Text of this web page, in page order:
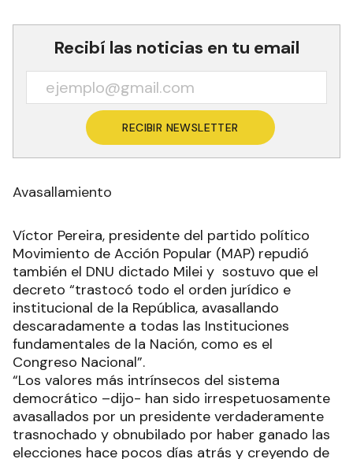
Recibí las noticias en tu email
RECIBIR NEWSLETTER
Avasallamiento
Víctor Pereira, presidente del partido político
Movimiento de Acción Popular (MAP) repudió
también el DNU dictado Milei y sostuvo que el
decreto “trastocó todo el orden jurídico e
institucional de la República, avasallando
descaradamente a todas las Instituciones
fundamentales de la Nación, como es el
Congreso Nacional”.
“Los valores más intrínsecos del sistema
democrático –dijo- han sido irrespetuosamente
avasallados por un presidente verdaderamente
trasnochado y obnubilado por haber ganado las
elecciones hace pocos días atrás y creyendo de